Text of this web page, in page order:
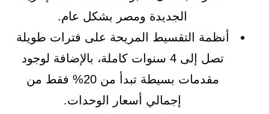
الجديدة ومصر بشكل عام.
أنظمة التقسيط المريحة على فترات طويلة
تصل إلى 4 سنوات كاملة، بالإضافة لوجود
مقدمات بسيطة تبدأ من 20% فقط من
إجمالي أسعار الوحدات.